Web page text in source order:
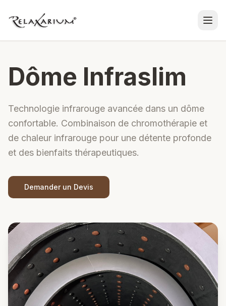
Dôme Infraslim
Technologie infrarouge avancée dans un dôme
confortable. Combinaison de chromothérapie et
de chaleur infrarouge pour une détente profonde
et des bienfaits thérapeutiques.
Demander un Devis